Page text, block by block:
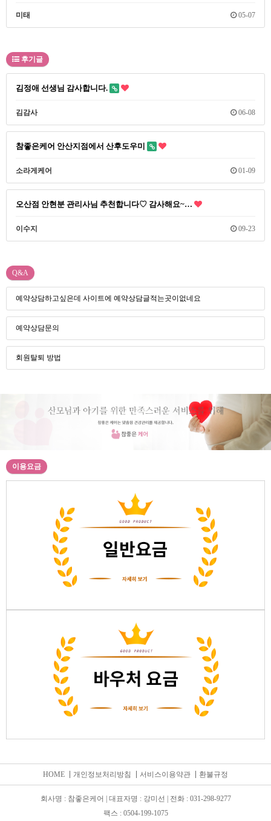
미태 05-07
후기글
김정애 선생님 감사합니다.
김감사 06-08
참좋은케어 안산지점에서 산후도우미
소라게케어 01-09
오산점 안현분 관리사님 추천합니다♡ 감사해요~…
이수지 09-23
Q&A
예약상담하고싶은데 사이트에 예약상담글적는곳이없네요
예약상담문의
회원탈퇴 방법
이용요금
HOME 개인정보처리방침 서비스이용약관 환불규정
회사명 : 참좋은케어 | 대표자명 : 강미선 | 전화 : 031-298-9277
팩스 : 0504-199-1075